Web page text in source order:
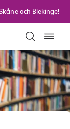
och Blekinge!